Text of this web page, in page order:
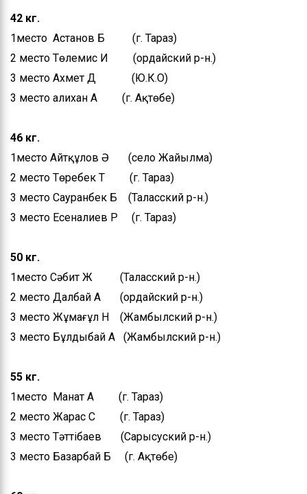
42 кг.
1место Астанов Б (г. Тараз)
2 место Төлемис И (Қордайский р-н.)
3 место Ахмет Д (Ю.К.О)
3 место Қалихан А (г. Ақтөбе)
46 кг.
1место Айтқұлов Ә (село Жайылма)
2 место Төребек Т (г. Тараз)
3 место Сауранбек Б (Таласский р-н.)
3 место Есеналиев Р (г. Тараз)
50 кг.
1место Сәбит Ж (Таласский р-н.)
2 место Далбай А (Қордайский р-н.)
3 место Жұмағұл Н (Жамбылский р-н.)
3 место Бұлдыбай А (Жамбылский р-н.)
55 кг.
1место Манат А (г. Тараз)
2 место Жарас С (г. Тараз)
3 место Тәттібаев (Сарысуский р-н.)
3 место Базарбай Б (г. Ақтөбе)